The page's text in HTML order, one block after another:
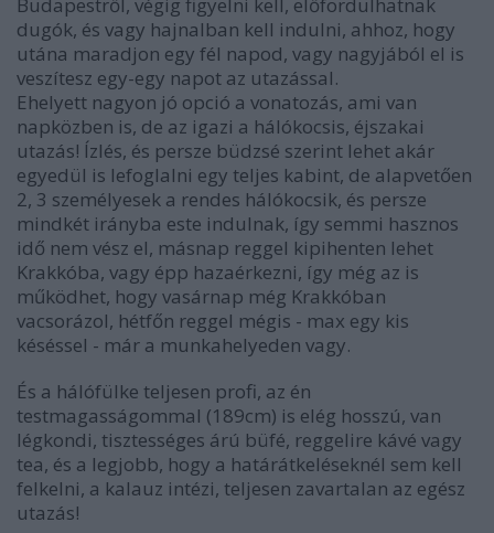
Budapestről, végig figyelni kell, előfordulhatnak
dugók, és vagy hajnalban kell indulni, ahhoz, hogy
utána maradjon egy fél napod, vagy nagyjából el is
veszítesz egy-egy napot az utazással.
Ehelyett nagyon jó opció a vonatozás, ami van
napközben is, de az igazi a hálókocsis, éjszakai
utazás! Ízlés, és persze büdzsé szerint lehet akár
egyedül is lefoglalni egy teljes kabint, de alapvetően
2, 3 személyesek a rendes hálókocsik, és persze
mindkét irányba este indulnak, így semmi hasznos
idő nem vész el, másnap reggel kipihenten lehet
Krakkóba, vagy épp hazaérkezni, így még az is
működhet, hogy vasárnap még Krakkóban
vacsorázol, hétfőn reggel mégis - max egy kis
késéssel - már a munkahelyeden vagy.
És a hálófülke teljesen profi, az én
testmagasságommal (189cm) is elég hosszú, van
légkondi, tisztességes árú büfé, reggelire kávé vagy
tea, és a legjobb, hogy a határátkeléseknél sem kell
felkelni, a kalauz intézi, teljesen zavartalan az egész
utazás!